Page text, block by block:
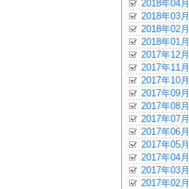
2018年04月
2018年03月
2018年02月
2018年01月
2017年12月
2017年11月
2017年10月
2017年09月
2017年08月
2017年07月
2017年06月
2017年05月
2017年04月
2017年03月
2017年02月